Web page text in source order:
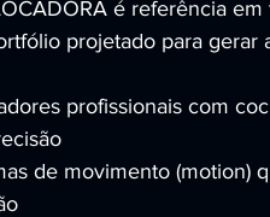
é referência
projetado para gerar
profissionais com
de movimento (motion)